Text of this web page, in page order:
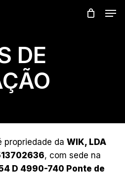
DE
propriedade da WIK, LDA
, com sede na
D 4990-740 Ponte de